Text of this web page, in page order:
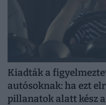
Kiadták a
autósoknak: ha ezt
pillanatok alatt kész